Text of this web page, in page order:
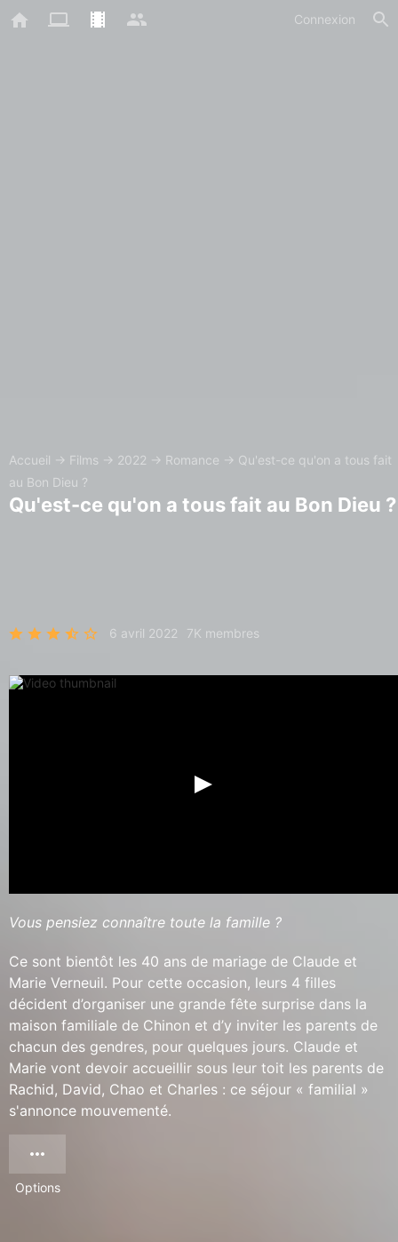
Connexion
Accueil → Films → 2022 → Romance → Qu'est-ce qu'on a tous fait
au Bon Dieu ?
Qu'est-ce qu'on a tous fait au Bon Dieu ?
6 avril 2022 7K membres
Vous pensiez connaître toute la famille ?
Ce sont bientôt les 40 ans de mariage de Claude et
Marie Verneuil. Pour cette occasion, leurs 4 filles
décident d’organiser une grande fête surprise dans la
maison familiale de Chinon et d’y inviter les parents de
chacun des gendres, pour quelques jours. Claude et
Marie vont devoir accueillir sous leur toit les parents de
Rachid, David, Chao et Charles : ce séjour « familial »
s'annonce mouvementé.
Options